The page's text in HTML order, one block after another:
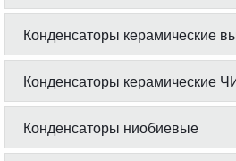
Конденсаторы керамические
Конденсаторы керамические
Конденсаторы ниобиевые